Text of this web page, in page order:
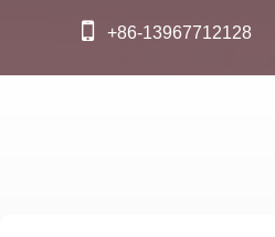
+86-13967712128